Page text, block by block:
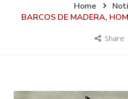
Home
BARCOS DE MADERA,
Share